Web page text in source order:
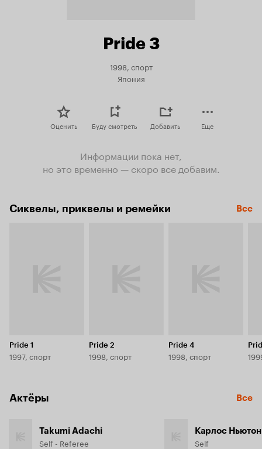
Pride 3
1998, спорт
Япония
Оценить Буду смотреть Добавить Еще
Информации пока нет,
но это временно — скоро все добавим.
Сиквелы, приквелы и ремейки Все
Pride 1
1997, спорт
Pride 2
1998, спорт
Pride 4
1998, спорт
Актёры Все
Takumi Adachi
Self - Referee
Карлос Ньютон
Self